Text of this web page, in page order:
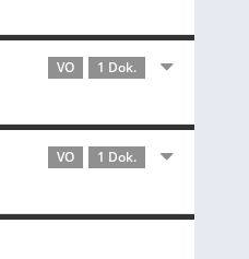
VO 1 Dok.
VO 1 Dok.